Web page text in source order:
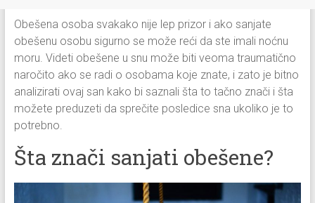
Obešena osoba svakako nije lep prizor i ako sanjate
obešenu osobu sigurno se može reći da ste imali noćnu
moru. Videti obešene u snu može biti veoma traumatično
naročito ako se radi o osobama koje znate, i zato je bitno
analizirati ovaj san kako bi saznali šta to tačno znači i šta
možete preduzeti da sprečite posledice sna ukoliko je to
potrebno.
Šta znači sanjati obešene?